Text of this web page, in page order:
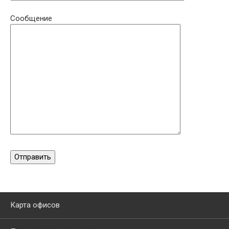
Сообщение
Карта офисов